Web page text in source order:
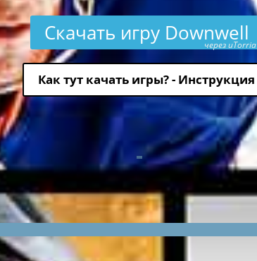
Скачать игру Downwell
через uTorria
Как тут качать игры? - Инструкция